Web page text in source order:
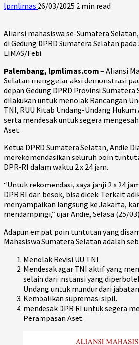
lpmlimas 26/03/2025 2 min read
Aliansi mahasiswa se-Sumatera
di Gedung DPRD Sumatera Selatan pada
LIMAS/Febi
Palembang, lpmlimas.com – Aliansi
Selatan menggelar aksi demonstrasi
depan Gedung DPRD Provinsi Sumatera
dilakukan untuk menolak Rancangan
TNI, RUU Kitab Undang-Undang Hukum
serta mendesak untuk segera
Aset.
Ketua DPRD Sumatera Selatan, Andie
merekomendasikan seluruh poin
DPR-RI dalam waktu 2 x 24 jam.
“Untuk rekomendasi, saya janji 2 x 24
DPR RI dan besok, bisa dicek. Terkait
menyampaikan langsung ke Jakarta,
mendampingi,” ujar Andie, Selasa (25/
Adapun empat poin tuntutan yang
Mahasiswa Sumatera Selatan adalah
Menolak Revisi UU TNI.
Mendesak agar TNI aktif yang
selain dari instansi yang
Undang untuk mundur dari
Kembalikan supremasi sipil.
mendesak DPR RI untuk segera
Perampasan Aset.